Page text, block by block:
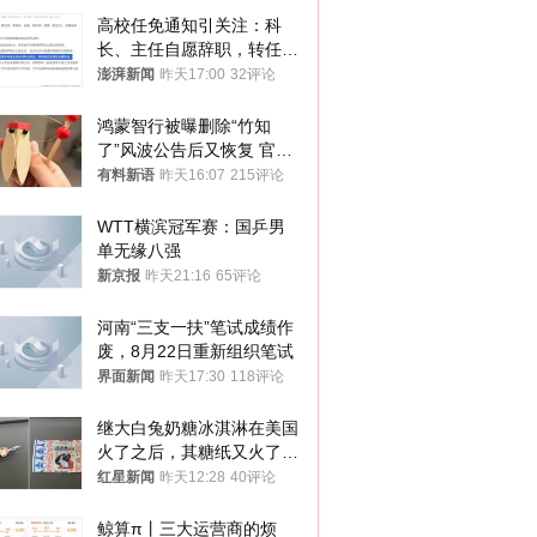
高校任免通知引关注：科
长、主任自愿辞职，转任思
政辅导员
澎湃新闻 昨天17:00 32评论
鸿蒙智行被曝删除“竹知
了”风波公告后又恢复 官媒
曾力挺：劝华为要大度的，
有料新语 昨天16:07 215评论
WTT横滨冠军赛：国乒男
单无缘八强
新京报 昨天21:16 65评论
河南“三支一扶”笔试成绩作
废，8月22日重新组织笔试
界面新闻 昨天17:30 118评论
继大白兔奶糖冰淇淋在美国
火了之后，其糖纸又火了！
海外博主盛赞：平面设计经
红星新闻 昨天12:28 40评论
鲸算π丨三大运营商的烦